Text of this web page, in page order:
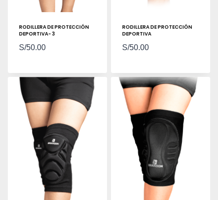
RODILLERA DE PROTECCIÓN
DEPORTIVA- 3
S/50.00
RODILLERA DE PROTECCIÓN
DEPORTIVA
S/50.00